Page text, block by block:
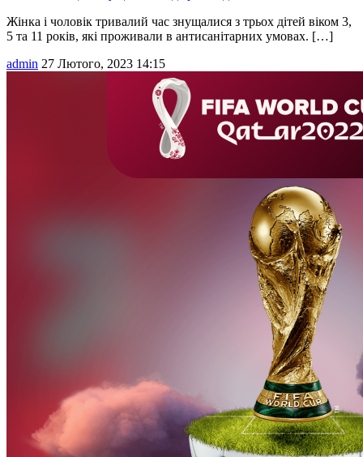
​Жінка і чоловік тривалий час знущалися з трьох дітей віком 3,
5 та 11 років, які проживали в антисанітарних умовах. […]
admin 27 Лютого, 2023 14:15